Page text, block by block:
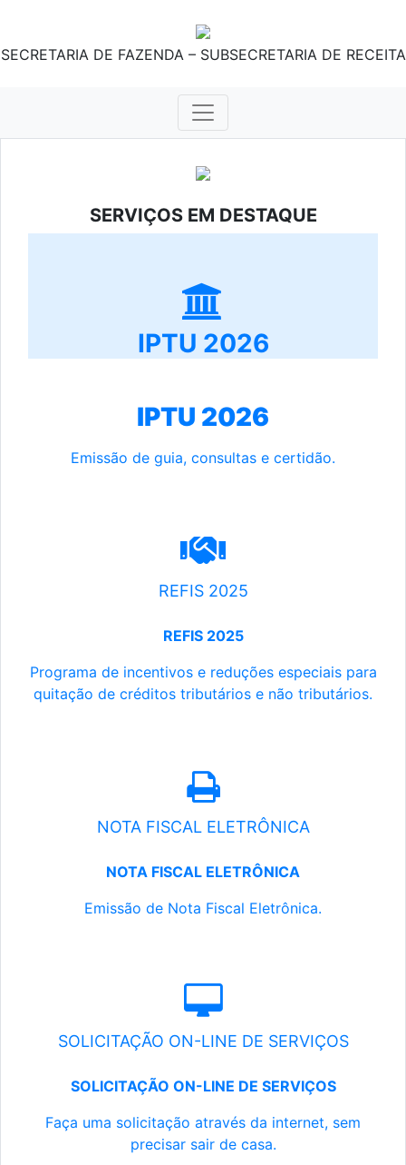
SECRETARIA DE FAZENDA – SUBSECRETARIA DE RECEITA
SERVIÇOS EM DESTAQUE
IPTU 2026
IPTU 2026
Emissão de guia, consultas e certidão.
REFIS 2025
REFIS 2025
Programa de incentivos e reduções especiais para
quitação de créditos tributários e não tributários.
NOTA FISCAL ELETRÔNICA
NOTA FISCAL ELETRÔNICA
Emissão de Nota Fiscal Eletrônica.
SOLICITAÇÃO ON-LINE DE SERVIÇOS
SOLICITAÇÃO ON-LINE DE SERVIÇOS
Faça uma solicitação através da internet, sem
precisar sair de casa.